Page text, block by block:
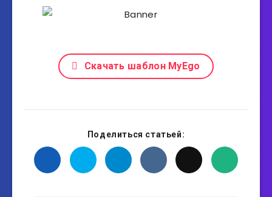
Скачать шаблон MyEgo
Поделиться статьей: